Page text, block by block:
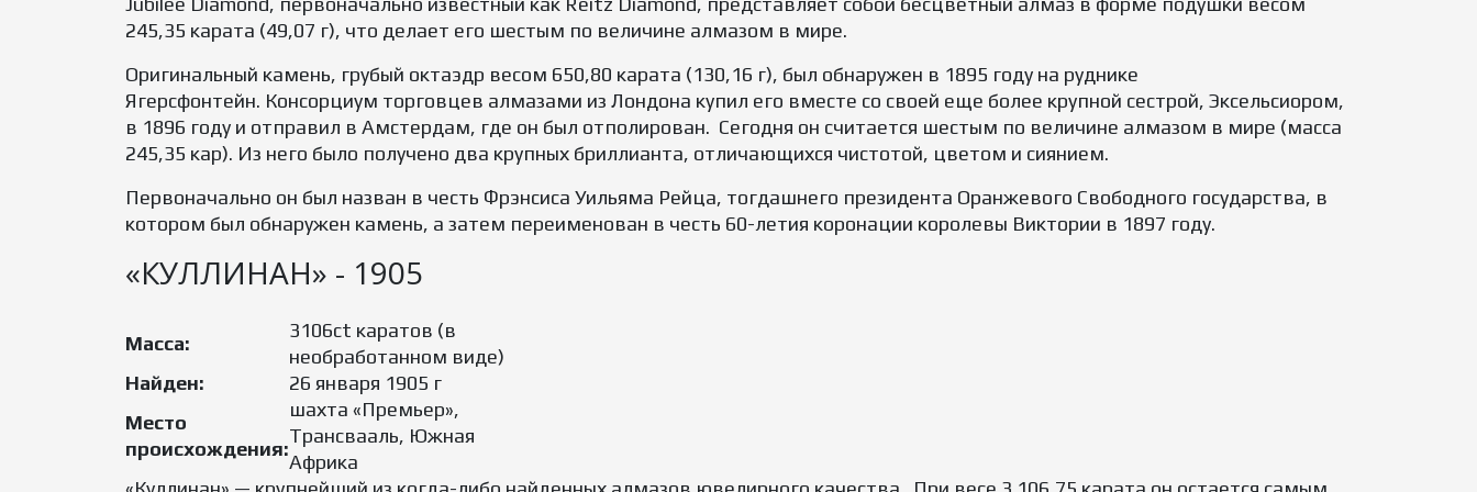
245,35 карата (49,07 г), что делает его шестым по величине алмазом в мире.
Оригинальный камень, грубый октаэдр весом 650,80 карата (130,16 г), был обнаружен в 1895 году на руднике
Ягерсфонтейн. Консорциум торговцев алмазами из Лондона купил его вместе со своей еще более крупной сестрой, Эксельсиором,
в 1896 году и отправил в Амстердам, где он был отполирован. Сегодня он считается шестым по величине алмазом в мире (масса
245,35 кар). Из него было получено два крупных бриллианта, отличающихся чистотой, цветом и сиянием.
Первоначально он был назван в честь Фрэнсиса Уильяма Рейца, тогдашнего президента Оранжевого Свободного государства, в
котором был обнаружен камень, а затем переименован в честь 60-летия коронации королевы Виктории в 1897 году.
«КУЛЛИНАН» - 1905
Масса:
3106ct каратов (в
необработанном виде)
Найден:
26 января 1905 г
Место
происхождения:
шахта «Премьер»,
Трансвааль, Южная
Африка